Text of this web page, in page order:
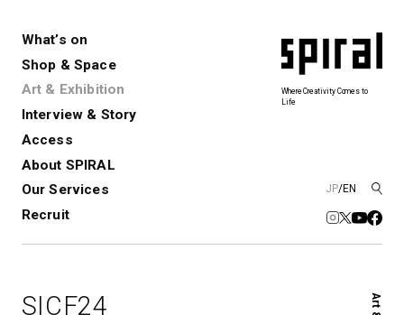
What’s on
Shop & Space
Art & Exhibition
Interview & Story
Access
About SPIRAL
Our Services
Recruit
JP/EN
Where Creativity Comes to
Life
Spiral
Spiral Market
Exhibition
展覧会やイベント
演劇やダンス、ライブ公演、イベント
SPIRALのご紹介
レンタルスペース
コンサルティング
新卒採用
アルバイト・その他
SICF24